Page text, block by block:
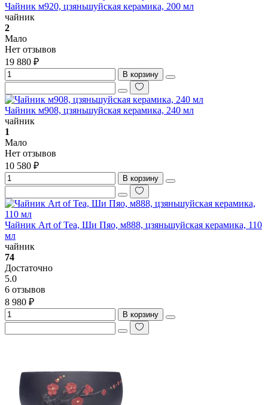
Чайник м920, цзяньшуйская керамика, 200 мл
чайник
2
Мало
Нет отзывов
19 880 ₽
В корзину
Чайник м908, цзяньшуйская керамика, 240 мл
чайник
1
Мало
Нет отзывов
10 580 ₽
В корзину
Чайник Art of Tea, Ши Пяо, м888, цзяньшуйская керамика, 110
мл
чайник
74
Достаточно
5.0
6 отзывов
8 980 ₽
В корзину